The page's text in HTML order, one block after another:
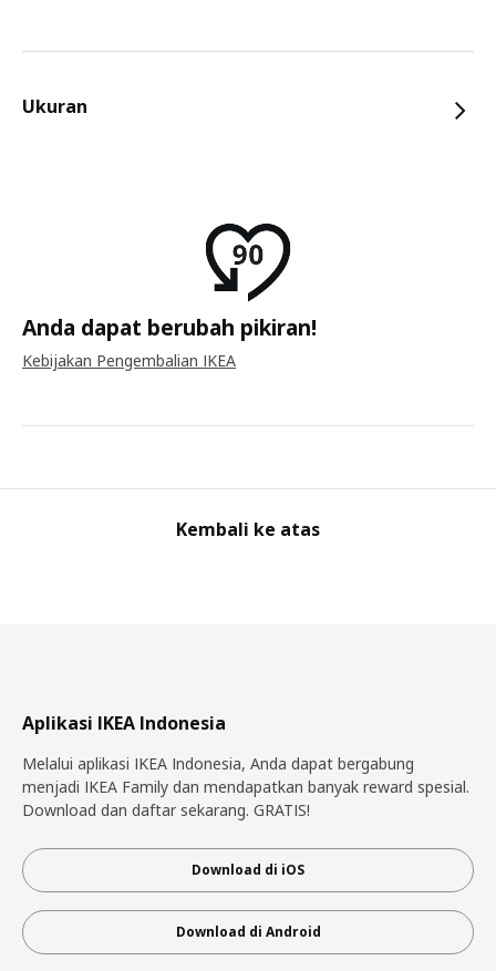
Ukuran
Anda dapat berubah pikiran!
Kebijakan Pengembalian IKEA
Kembali ke atas
Aplikasi IKEA Indonesia
Melalui aplikasi IKEA Indonesia, Anda dapat bergabung
menjadi IKEA Family dan mendapatkan banyak reward spesial.
Download dan daftar sekarang. GRATIS!
Download di iOS
Download di Android